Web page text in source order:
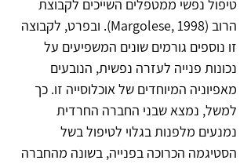
טיפול נפשי ממטפלים השייכים לקבוצת
הרוב (Margolese, 1998). ובפרט, לקבוצה
זו נוספים גורמים שונים המשפיעים על
נכונות פנייה לעזרה נפשית, הנובעים
מאפיוניה המיוחדים של אוכלוסייה זו. כך
למשל, נמצא שבני החברה החרדית
נמנעים מלפנות בגלוי לטיפול בשל
הסטיגמה הכרוכה בפנייה, בשונה מהחברה